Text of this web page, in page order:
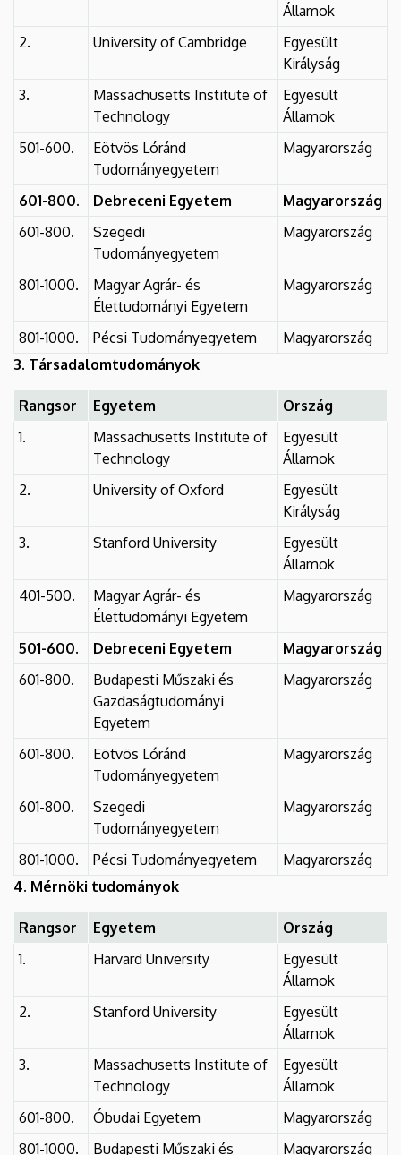
Államok
2.
University of Cambridge
Egyesült
Királyság
3.
Massachusetts Institute of
Technology
Egyesült
Államok
501-600.
Eötvös Lóránd
Tudományegyetem
Magyarország
601-800. Debreceni Egyetem
Magyarország
601-800.
Szegedi
Tudományegyetem
Magyarország
801-1000.
Magyar Agrár- és
Élettudományi Egyetem
Magyarország
801-1000. Pécsi Tudományegyetem
Magyarország
3. Társadalomtudományok
Rangsor Egyetem
Ország
1.
Massachusetts Institute of
Technology
Egyesült
Államok
2.
University of Oxford
Egyesült
Királyság
3.
Stanford University
Egyesült
Államok
401-500.
Magyar Agrár- és
Élettudományi Egyetem
Magyarország
501-600. Debreceni Egyetem
Magyarország
601-800.
Budapesti Műszaki és
Gazdaságtudományi
Egyetem
Magyarország
601-800.
Eötvös Lóránd
Tudományegyetem
Magyarország
601-800.
Szegedi
Tudományegyetem
Magyarország
801-1000. Pécsi Tudományegyetem
Magyarország
4. Mérnöki tudományok
Rangsor Egyetem
Ország
1.
Harvard University
Egyesült
Államok
2.
Stanford University
Egyesült
Államok
3.
Massachusetts Institute of
Technology
Egyesült
Államok
601-800.
Óbudai Egyetem
Magyarország
801-1000.
Budapesti Műszaki és Magyarország